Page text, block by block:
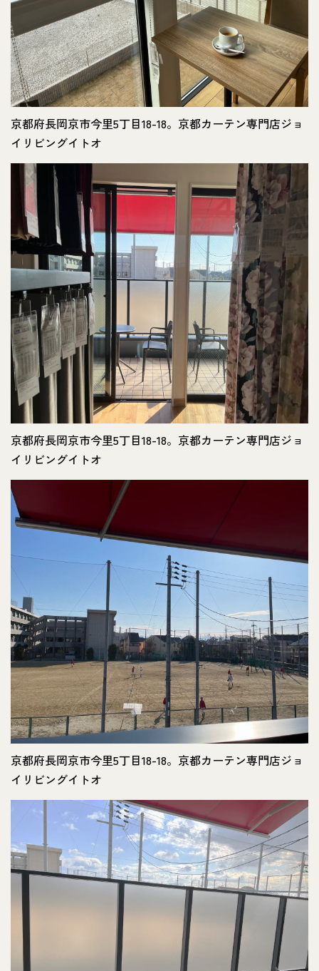
京都府長岡京市今里5丁目18-18。京都カーテン専門店ジョ
イリビングイトオ
京都府長岡京市今里5丁目18-18。京都カーテン専門店ジョ
イリビングイトオ
京都府長岡京市今里5丁目18-18。京都カーテン専門店ジョ
イリビングイトオ